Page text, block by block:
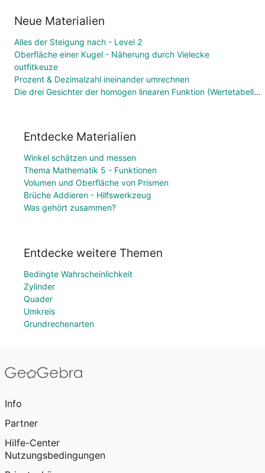
Neue Materialien
Alles der Steigung nach - Level 2
Oberfläche einer Kugel - Näherung durch Vielecke
outfitkeuze
Prozent & Dezimalzahl ineinander umrechnen
Die drei Gesichter der homogen linearen Funktion (Wertetabelle, Funktionsgleichung, Graph)
Entdecke Materialien
Winkel schätzen und messen
Thema Mathematik 5 - Funktionen
Volumen und Oberfläche von Prismen
Brüche Addieren - Hilfswerkzeug
Was gehört zusammen?
Entdecke weitere Themen
Bedingte Wahrscheinlichkeit
Zylinder
Quader
Umkreis
Grundrechenarten
Info
Partner
Hilfe-Center
Nutzungsbedingungen